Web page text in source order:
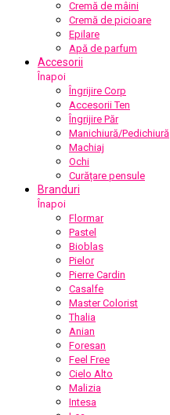
Cremă de mâini
Cremă de picioare
Epilare
Apă de parfum
Accesorii
Înapoi
Îngrijire Corp
Accesorii Ten
Îngrijire Păr
Manichiură/Pedichiură
Machiaj
Ochi
Curățare pensule
Branduri
Înapoi
Flormar
Pastel
Bioblas
Pielor
Pierre Cardin
Casalfe
Master Colorist
Thalia
Anian
Foresan
Feel Free
Cielo Alto
Malizia
Intesa